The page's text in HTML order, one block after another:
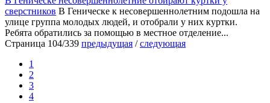
сверстников В Геническе к несовершеннолетним подошла на
улице группа молодых людей, и отобрали у них куртки.
Ребята обратились за помощью в местное отделение...
Страница 104/339 предыдущая /следующая
1
2
3
4